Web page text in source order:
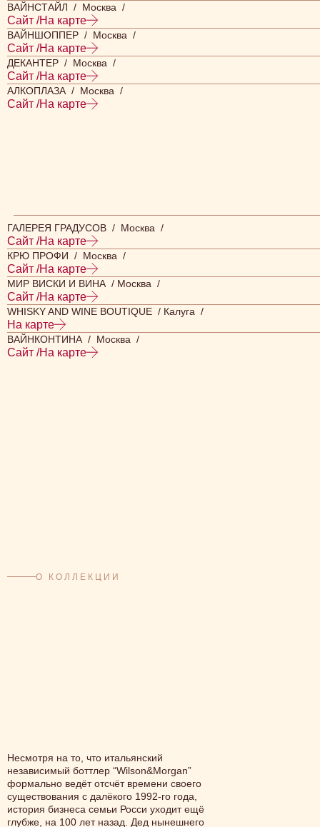
ВАЙНСТАЙЛ / Москва /
Сайт /На карте
ВАЙНШОППЕР / Москва /
Сайт /На карте
ДЕКАНТЕР / Москва /
Сайт /На карте
АЛКОПЛАЗА / Москва /
Сайт /На карте
ГАЛЕРЕЯ ГРАДУСОВ / Москва /
Сайт /На карте
КРЮ ПРОФИ / Москва /
Сайт /На карте
МИР ВИСКИ И ВИНА / Москва /
Сайт /На карте
WHISKY AND WINE BOUTIQUE / Калуга /
На карте
ВАЙНКОНТИНА / Москва /
Сайт /На карте
БРЮС БАР / Москва /
О КОЛЛЕКЦИИ
Несмотря на то, что итальянский
независимый боттлер “Wilson&Morgan”
формально ведёт отсчёт времени своего
существования с далёкого 1992-го года,
история бизнеса семьи Росси уходит ещё
глубже, на 100 лет назад. Дед нынешнего